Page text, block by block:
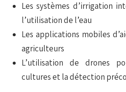
Les systèmes d’irrigation
l’utilisation de l’eau
Les applications mobiles
agriculteurs
L’utilisation de drones
cultures et la détection